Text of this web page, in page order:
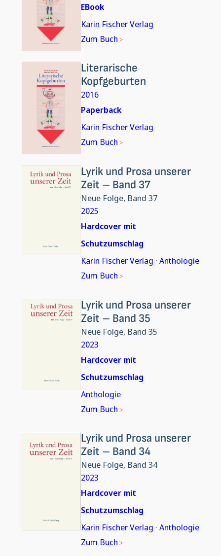
EBook
Karin Fischer Verlag
Zum Buch
Literarische
Kopfgeburten
2016
Paperback
Karin Fischer Verlag
Zum Buch
Lyrik und Prosa unserer
Zeit – Band 37
Neue Folge, Band 37
2025
Hardcover mit
Schutzumschlag
Karin Fischer Verlag · Anthologie
Zum Buch
Lyrik und Prosa unserer
Zeit – Band 35
Neue Folge, Band 35
2023
Hardcover mit
Schutzumschlag
Anthologie
Zum Buch
Lyrik und Prosa unserer
Zeit – Band 34
Neue Folge, Band 34
2023
Hardcover mit
Schutzumschlag
Karin Fischer Verlag · Anthologie
Zum Buch